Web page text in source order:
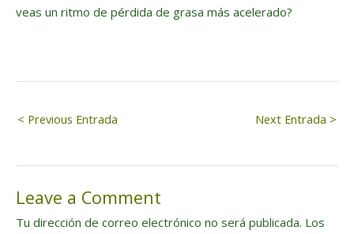
veas un ritmo de pérdida de grasa más acelerado?
Navegación
de
entradas
< Previous Entrada Next Entrada >
Leave a Comment
Tu dirección de correo electrónico no será publicada. Los